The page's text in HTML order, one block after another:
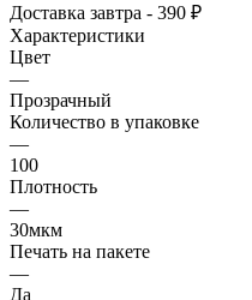
Доставка завтра - 390 ₽
Характеристики
Цвет
—
Прозрачный
Количество в упаковке
—
100
Плотность
—
30мкм
Печать на пакете
—
Да